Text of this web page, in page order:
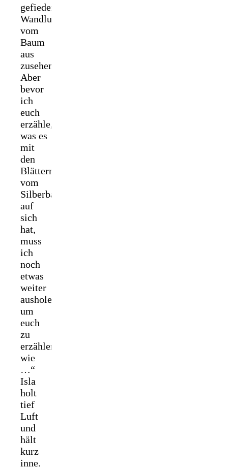
gefiederten
Wandlungsgestalt
vom
Baum
aus
zusehen.
Aber
bevor
ich
euch
erzähle,
was es
mit
den
Blättern
vom
Silberbaum
auf
sich
hat,
muss
ich
noch
etwas
weiter
ausholen,
um
euch
zu
erzählen
wie
…“
Isla
holt
tief
Luft
und
hält
kurz
inne.